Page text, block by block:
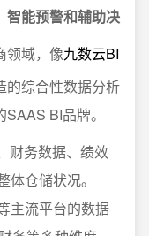
智能预警和辅助决
领域，像九数云BI
的综合性数据分析
BI品牌。
财务数据、绩效
仓储状况。
主流平台的数据